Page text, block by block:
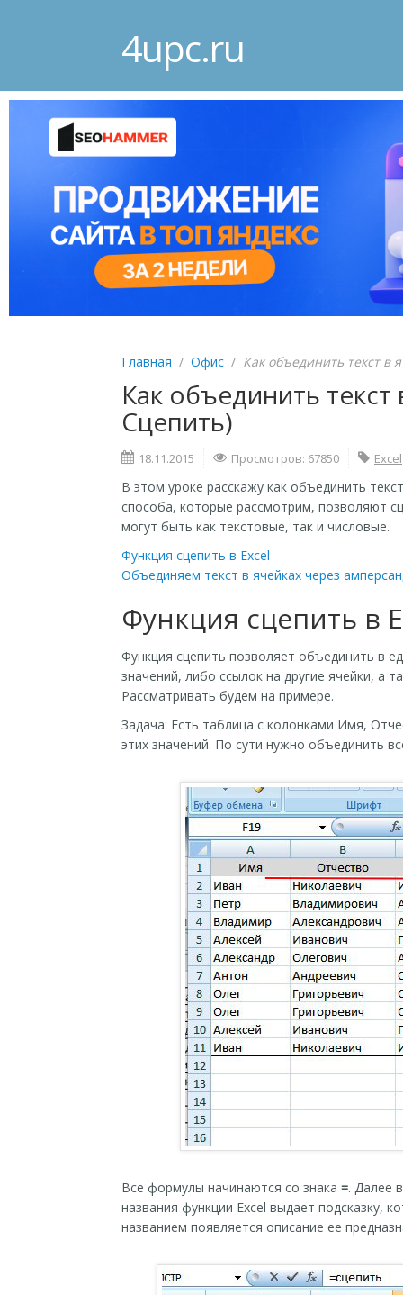
4upc.ru
Главная / Офис / Как объединить текст в
Как объединить
Сцепить)
18.11.2015 Просмотров: 67850 Excel
В этом уроке расскажу как объединить
способа, которые рассмотрим, позволяют
могут быть как текстовые, так и числовые.
Функция сцепить в Excel
Объединяем текст в ячейках через
Функция сцепить в
Функция сцепить позволяет объединить в
значений, либо ссылок на другие ячейки, а
Рассматривать будем на примере.
Задача: Есть таблица с колонками Имя,
этих значений. По сути нужно объединить
Все формулы начинаются со знака =. Далее
названия функции Excel выдает подсказку,
названием появляется описание ее